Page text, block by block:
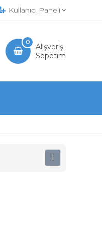
Kullanıcı Paneli
Alışveriş
Sepetim
0
1